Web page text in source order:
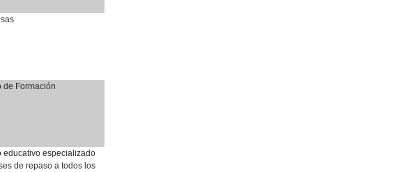
de Formación
educativo especializado
de repaso a todos los